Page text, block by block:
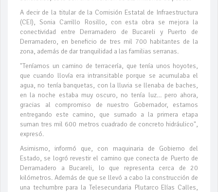
A decir de la titular de la Comisión Estatal de Infraestructura
(CEI), Sonia Carrillo Rosillo, con esta obra se mejora la
conectividad entre Derramadero de Bucareli y Puerto de
Derramadero, en beneficio de tres mil 700 habitantes de la
zona, además de dar tranquilidad a las familias serranas.
"Teníamos un camino de terracería, que tenía unos hoyotes,
que cuando llovía era intransitable porque se acumulaba el
agua, no tenía banquetas, con la lluvia se llenaba de baches,
en la noche estaba muy oscuro, no tenía luz… pero ahora,
gracias al compromiso de nuestro Gobernador, estamos
entregando este camino, que sumado a la primera etapa
suman tres mil 600 metros cuadrado de concreto hidráulico",
expresó.
Asimismo, informó que, con maquinaria de Gobierno del
Estado, se logró revestir el camino que conecta de Puerto de
Derramadero a Bucareli, lo que representa cerca de 20
kilómetros. Además de que se llevó a cabo la construcción de
una techumbre para la Telesecundaria Plutarco Elías Calles,